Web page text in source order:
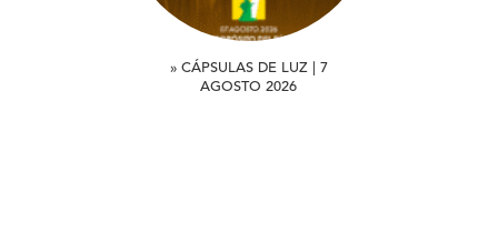
» CÁPSULAS DE LUZ | 7
AGOSTO 2026